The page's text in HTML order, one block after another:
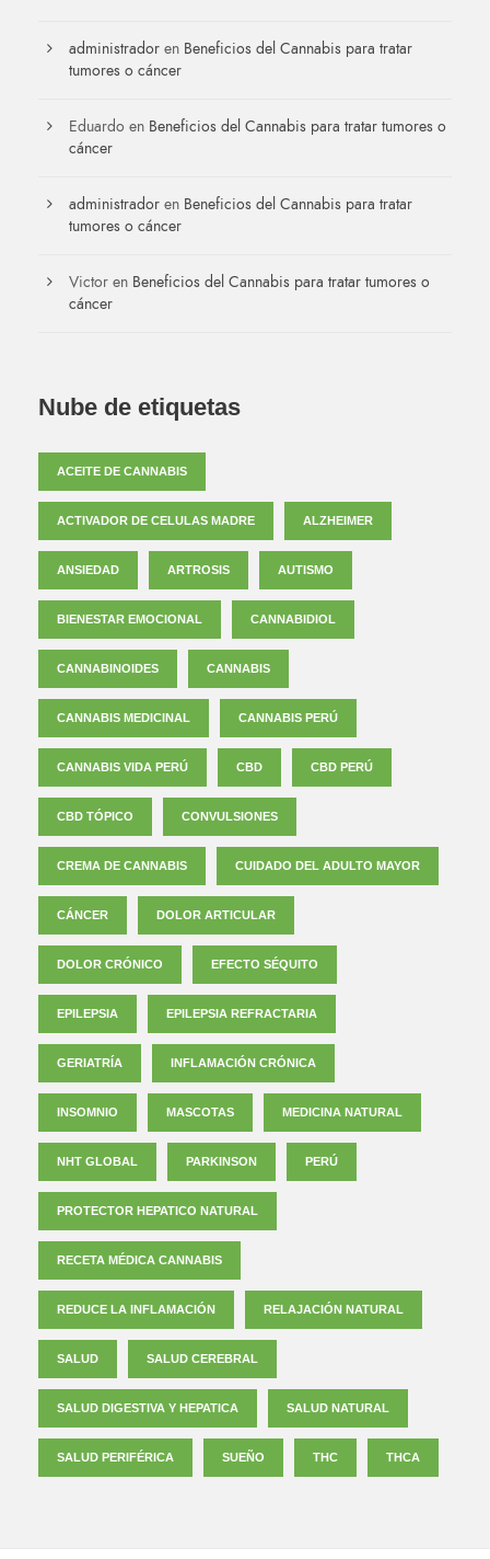
administrador en Beneficios del Cannabis para tratar
tumores o cáncer
Eduardo en Beneficios del Cannabis para tratar tumores o
cáncer
administrador en Beneficios del Cannabis para tratar
tumores o cáncer
Victor en Beneficios del Cannabis para tratar tumores o
cáncer
Nube de etiquetas
ACEITE DE CANNABIS
ACTIVADOR DE CELULAS MADRE ALZHEIMER
ANSIEDAD ARTROSIS AUTISMO
BIENESTAR EMOCIONAL CANNABIDIOL
CANNABINOIDES CANNABIS
CANNABIS MEDICINAL CANNABIS PERÚ
CANNABIS VIDA PERÚ CBD CBD PERÚ
CBD TÓPICO CONVULSIONES
CREMA DE CANNABIS CUIDADO DEL ADULTO MAYOR
CÁNCER DOLOR ARTICULAR
DOLOR CRÓNICO EFECTO SÉQUITO
EPILEPSIA EPILEPSIA REFRACTARIA
GERIATRÍA INFLAMACIÓN CRÓNICA
INSOMNIO MASCOTAS MEDICINA NATURAL
NHT GLOBAL PARKINSON PERÚ
PROTECTOR HEPATICO NATURAL
RECETA MÉDICA CANNABIS
REDUCE LA INFLAMACIÓN RELAJACIÓN NATURAL
SALUD SALUD CEREBRAL
SALUD DIGESTIVA Y HEPATICA SALUD NATURAL
SALUD PERIFÉRICA SUEÑO THC THCA